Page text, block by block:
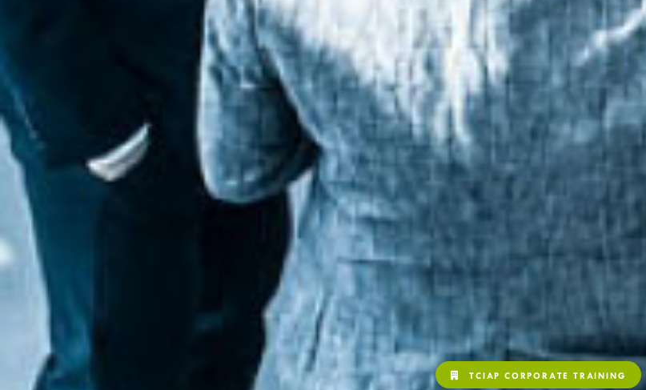
TCIAP CORPORATE TRAINING